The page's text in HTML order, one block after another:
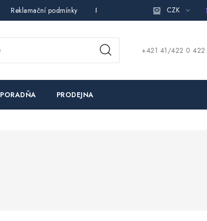
Reklamační podmínky Pravidla ochrany osobních údajů
CZK
+421 41/422 0 422
PORADŇA PRODEJNA